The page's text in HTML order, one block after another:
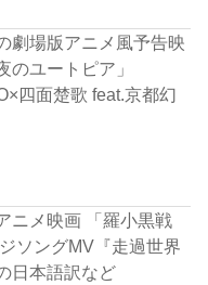
劇場版アニメ風予告映
のユートピア」
四面楚歌 feat.京都幻
ニメ映画 「羅小黒戦
ソングMV『走過世界
日本語訳など